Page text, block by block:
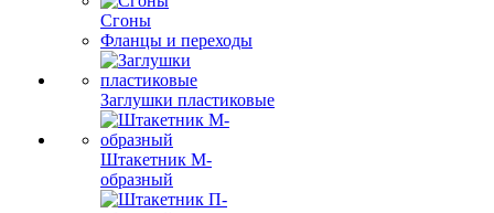
Сгоны
Фланцы и переходы
Заглушки пластиковые
Штакетник М-
образный